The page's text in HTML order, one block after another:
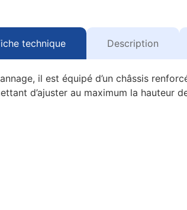
technique Description
il est équipé d’un châssis
d’ajuster au maximum la hauteur